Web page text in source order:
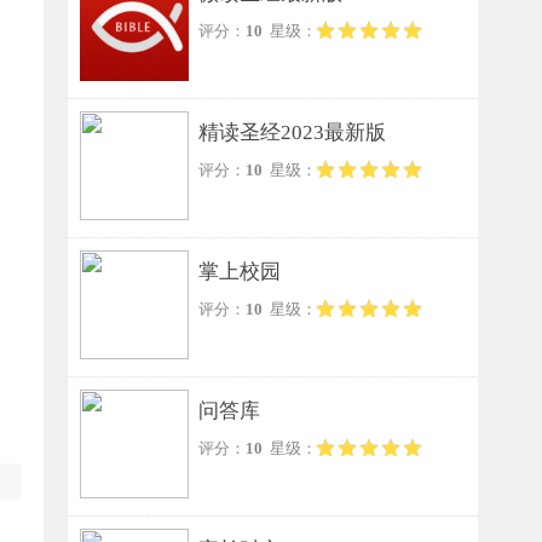
评分： 10 星级：
精读圣经2023最新版
评分： 10 星级：
掌上校园
评分： 10 星级：
问答库
评分： 10 星级：